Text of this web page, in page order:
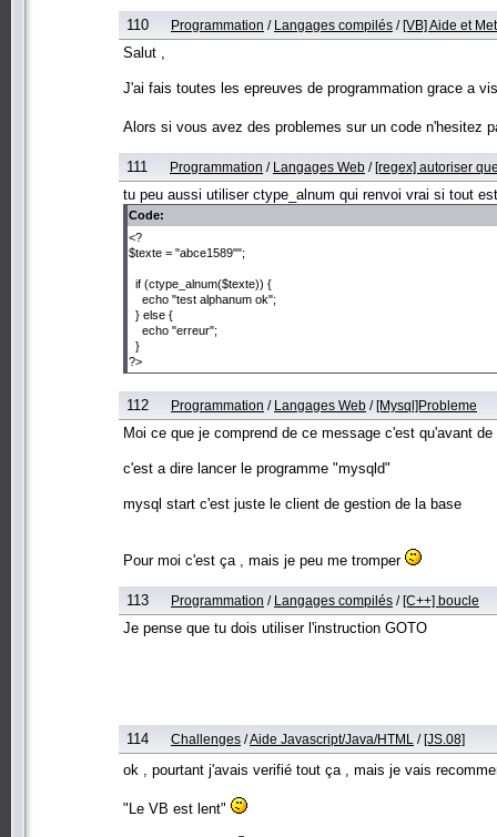
110 Programmation / Langages compilés /[VB] Aide et
Salut ,
J'ai fais toutes les epreuves de programmation grace a
Alors si vous avez des problemes sur un code n'hesitez
111 Programmation / Langages Web /[regex] autoriser
tu peu aussi utiliser ctype_alnum qui renvoi vrai si tout
Code:
<?
$texte = "abce1589"";
if (ctype_alnum($texte)) {
echo "test alphanum ok";
} else {
echo "erreur";
}
?>
112 Programmation / Langages Web /[Mysql]Probleme
Moi ce que je comprend de ce message c'est qu'avant
c'est a dire lancer le programme "mysqld"
mysql start c'est juste le client de gestion de la base
Pour moi c'est ça , mais je peu me tromper
113 Programmation / Langages compilés /[C++] boucle
Je pense que tu dois utiliser l'instruction GOTO
114 Challenges /Aide Javascript/Java/HTML /[JS.08]
ok , pourtant j'avais verifié tout ça , mais je vais
"Le VB est lent"